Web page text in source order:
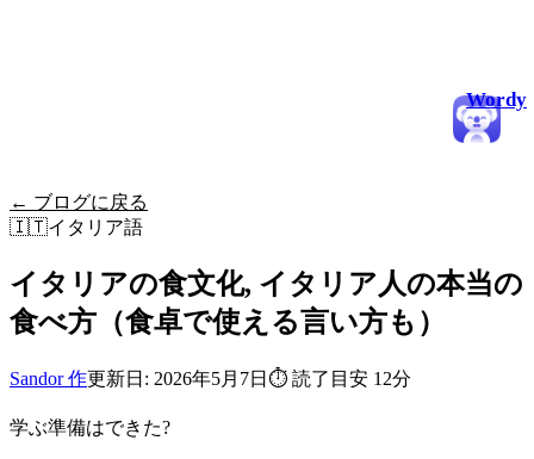
Wordy
← ブログに戻る
🇮🇹イタリア語
イタリアの食文化, イタリア人の本当の
食べ方（食卓で使える言い方も）
Sandor 作更新日: 2026年5月7日 ⏱ 読了目安 12分
学ぶ準備はできた?